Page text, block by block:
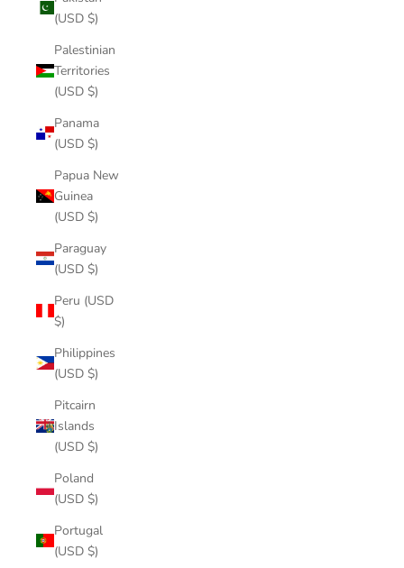
(USD $)
Palestinian
Territories
(USD $)
Panama
(USD $)
Papua New
Guinea
(USD $)
Paraguay
(USD $)
Peru (USD
$)
Philippines
(USD $)
Pitcairn
Islands
(USD $)
Poland
(USD $)
Portugal
(USD $)